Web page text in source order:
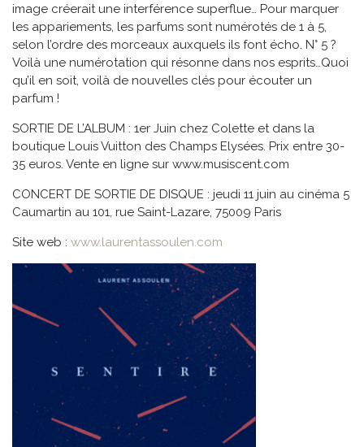
image créerait une interférence superflue… Pour marquer
les appariements, les parfums sont numérotés de 1 à 5,
selon l’ordre des morceaux auxquels ils font écho. N° 5 ?
Voilà une numérotation qui résonne dans nos esprits…Quoi
qu’il en soit, voilà de nouvelles clés pour écouter un
parfum !
SORTIE DE L’ALBUM : 1er Juin chez Colette et dans la
boutique Louis Vuitton des Champs Elysées. Prix entre 30-
35 euros. Vente en ligne sur www.musiscent.com
CONCERT DE SORTIE DE DISQUE : jeudi 11 juin au cinéma 5
Caumartin au 101, rue Saint-Lazare, 75009 Paris
Site web : www.laurentassoulen.com